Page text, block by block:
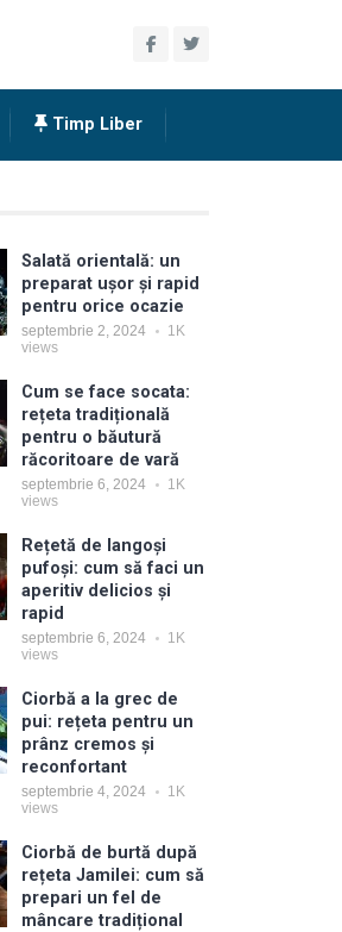
Timp Liber
Salată orientală: un
preparat ușor și rapid
pentru orice ocazie
septembrie 2, 2024
1K
views
Cum se face socata:
rețeta tradițională
pentru o băutură
răcoritoare de vară
septembrie 6, 2024
1K
views
Rețetă de langoși
pufoși: cum să faci un
aperitiv delicios și
rapid
septembrie 6, 2024
1K
views
Ciorbă a la grec de
pui: rețeta pentru un
prânz cremos și
reconfortant
septembrie 4, 2024
1K
views
Ciorbă de burtă după
rețeta Jamilei: cum să
prepari un fel de
mâncare tradițional